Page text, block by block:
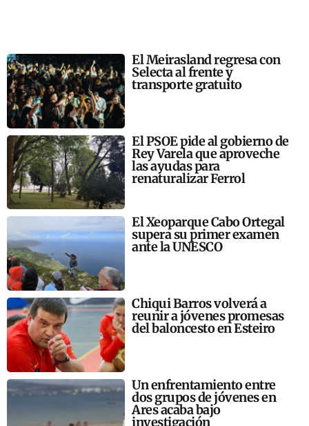
El Meirasland regresa con
Selecta al frente y
transporte gratuito
El PSOE pide al gobierno de
Rey Varela que aproveche
las ayudas para
renaturalizar Ferrol
El Xeoparque Cabo Ortegal
supera su primer examen
ante la UNESCO
Chiqui Barros volverá a
reunir a jóvenes promesas
del baloncesto en Esteiro
Un enfrentamiento entre
dos grupos de jóvenes en
Ares acaba bajo
investigación